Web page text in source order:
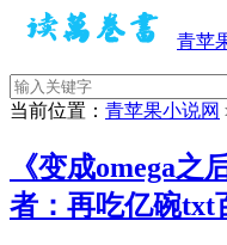
青苹
当前位置： 青苹果小说网
《变成omega
者：再吃亿碗txt